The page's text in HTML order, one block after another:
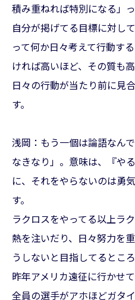
積み重ねれば特別になる」
自分が掲げてる目標に対し
って何か日々考えて行動す
ければ高いほど、その質も
日々の行動が当たり前に見
す。
浅岡：もう一個は論語なん
なきなり」。意味は、『や
に、それをやらないのは勇
す。
ラクロスをやってる以上ラ
熱を注いだり、日々努力を
うしないと目指してるとこ
昨年アメリカ遠征に行かせ
全員の選手がアホほどガタ